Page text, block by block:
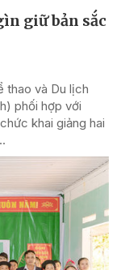
giữ bản sắc
thao và Du lịch
phối hợp với
khai giảng hai